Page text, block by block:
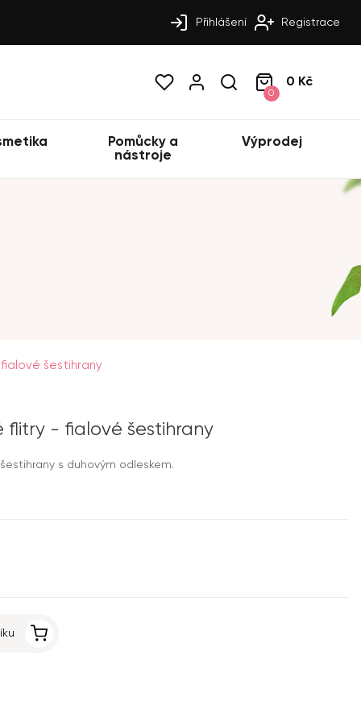
Přihlášení Registrace
0
0 Kč
Pomůcky a
nástroje
Výprodej
šestihrany
flitry - fialové šestihrany
s duhovým odleskem.